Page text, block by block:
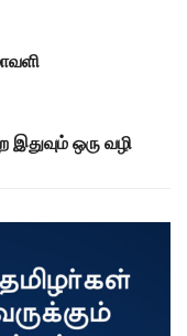
இதுவும் ஒரு வழி